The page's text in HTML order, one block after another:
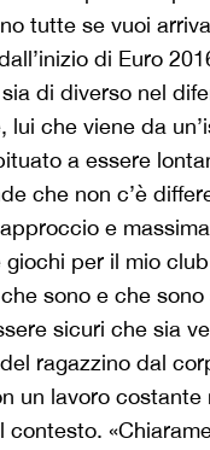
tutte se vuoi
di Euro
di diverso nel
lui che viene da
a essere
che non c’è
e massima
per il mio
sono e che
sicuri che sia
ragazzino dal
un lavoro costante
contesto.